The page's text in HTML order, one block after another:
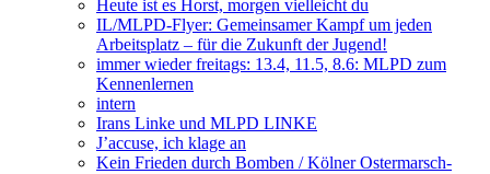
Heute ist es Horst, morgen vielleicht du
IL/MLPD-Flyer: Gemeinsamer Kampf um jeden
Arbeitsplatz – für die Zukunft der Jugend!
immer wieder freitags: 13.4, 11.5, 8.6: MLPD zum
Kennenlernen
intern
Irans Linke und MLPD LINKE
J’accuse, ich klage an
Kein Frieden durch Bomben / Kölner Ostermarsch-